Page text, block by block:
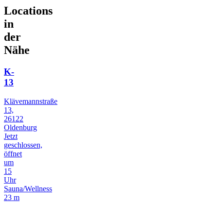
Locations
in
der
Nähe
K-
13
Klävemannstraße
13,
26122
Oldenburg
Jetzt
geschlossen,
öffnet
um
15
Uhr
Sauna/Wellness
23 m